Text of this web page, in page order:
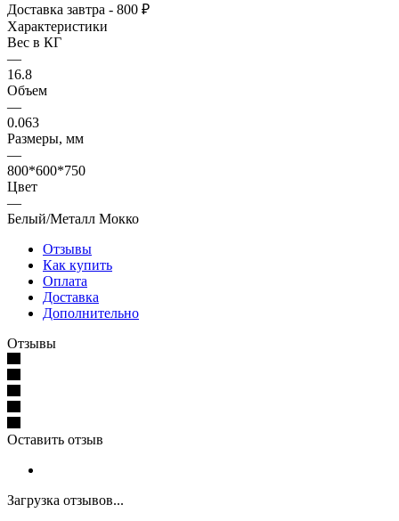
Доставка завтра - 800 ₽
Характеристики
Вес в КГ
—
16.8
Объем
—
0.063
Размеры, мм
—
800*600*750
Цвет
—
Белый/Металл Мокко
Отзывы
Как купить
Оплата
Доставка
Дополнительно
Отзывы
Оставить отзыв
Загрузка отзывов...